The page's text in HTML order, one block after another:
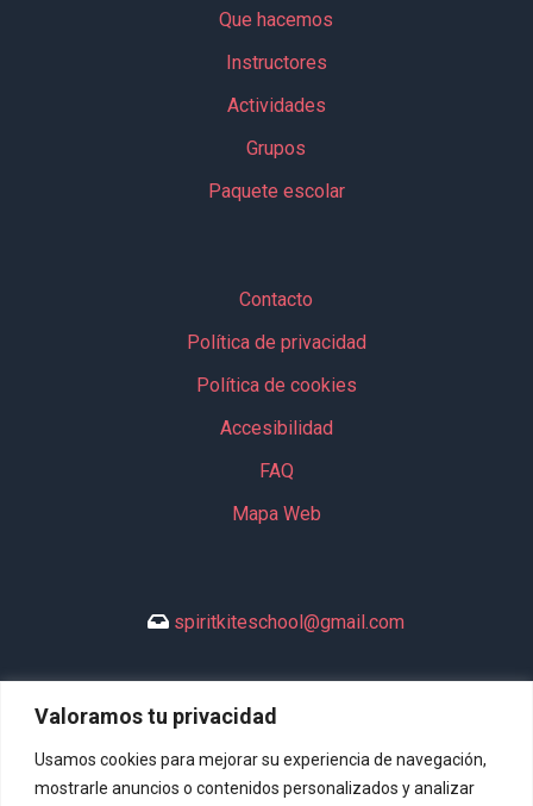
Valoramos tu privacidad
Usamos cookies para mejorar su experiencia de navegación,
mostrarle anuncios o contenidos personalizados y analizar
Que hacemos
Instructores
Actividades
Grupos
Paquete escolar
Contacto
Política de privacidad
Política de cookies
Accesibilidad
FAQ
Mapa Web
spiritkiteschool@gmail.com